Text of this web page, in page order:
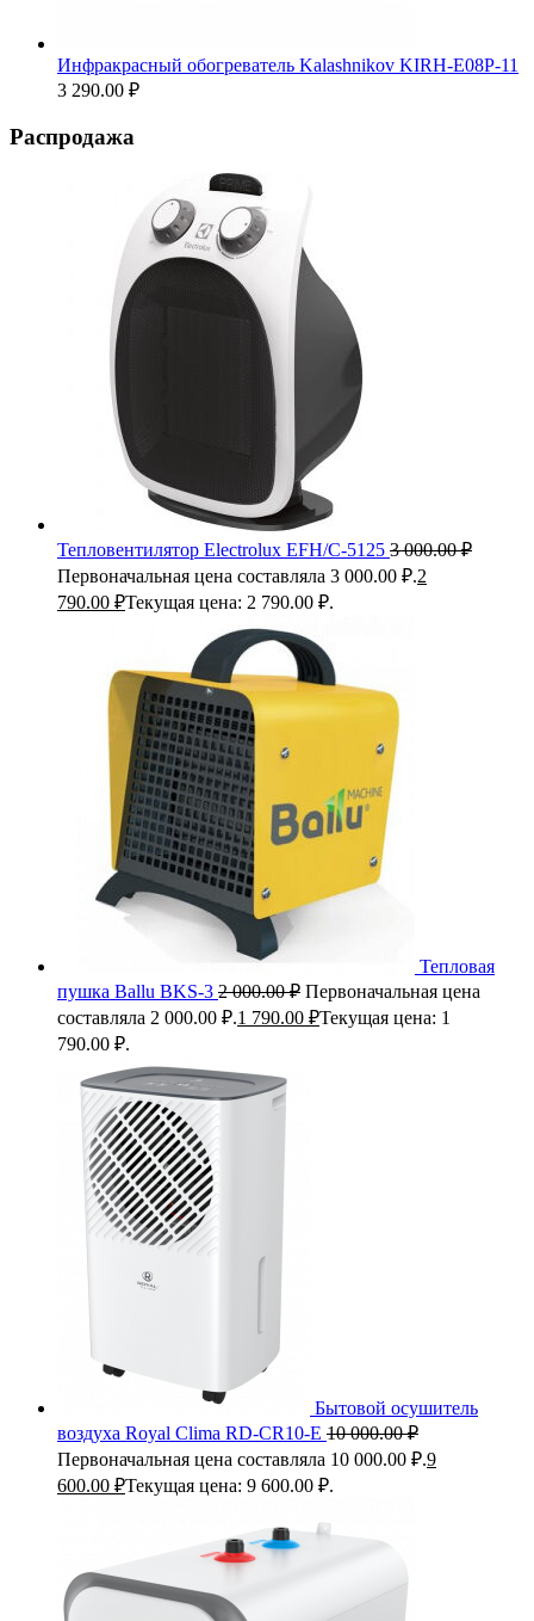
Инфракрасный обогреватель Kalashnikov KIRH-E08P-11
3 290.00 ₽
Распродажа
Тепловентилятор Electrolux EFH/C-5125 3 000.00₽
Первоначальная цена составляла 3 000.00 ₽.2
790.00 ₽Текущая цена: 2 790.00 ₽.
Тепловая
пушка Ballu BKS-3 2 000.00₽ Первоначальная цена
составляла 2 000.00 ₽.1 790.00 ₽Текущая цена: 1
790.00 ₽.
Бытовой осушитель
воздуха Royal Clima RD-CR10-E 10 000.00₽
Первоначальная цена составляла 10 000.00 ₽.9
600.00 ₽Текущая цена: 9 600.00 ₽.